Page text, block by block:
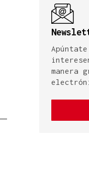
manera